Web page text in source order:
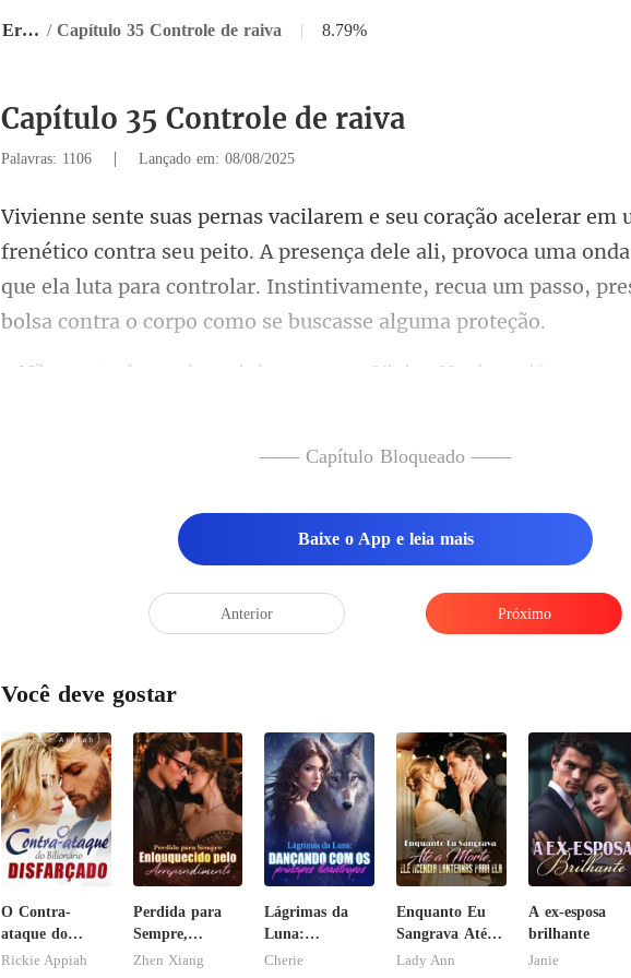
A Escolha Certa com o CEO Errado / Capítulo 35 Controle de raiva | 8.79%
Capítulo 35 Controle de raiva
Palavras: 1106 | Lançado em: 08/08/2025
peito. A presença dele ali, provoca uma
que ela luta para controlar. Instintiv
minhas posses, Vivi. -
—— Capítulo Bloqueado ——
Baixe o App e leia mais
Anterior Próximo
Você deve gostar
O Contra-
ataque do
Bilionário
Rickie Appiah
Perdida para
Sempre,
Enlouquecido
Zhen Xiang
Lágrimas da
Luna:
Dançando com
Cherie
Enquanto Eu
Sangrava Até a
Morte, Ele
Lady Ann
A ex-esposa
brilhante
Janie